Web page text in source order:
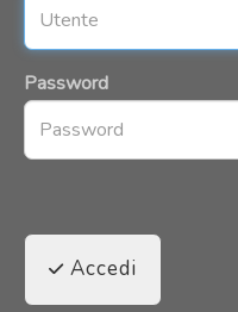
Password
Accedi